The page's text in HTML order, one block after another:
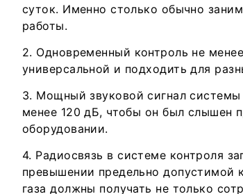
суток. Именно столько обычно
работы.
Одновременный контроль не
универсальной и подходить для
Мощный звуковой сигнал системы
менее 120 дБ, чтобы он был слышен
оборудовании.
Радиосвязь в системе контроля
превышении предельно допустимой
газа должны получать не только